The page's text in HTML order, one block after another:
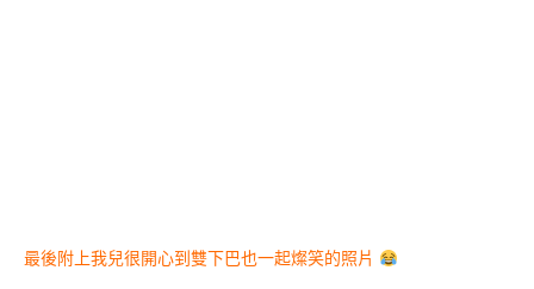
最後附上我兒很開心到雙下巴也一起燦笑的照片